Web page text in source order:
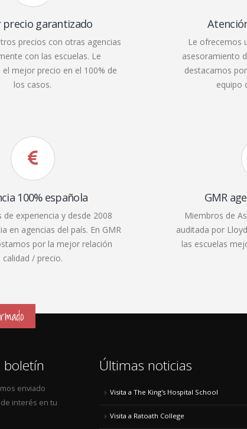
precio garantizado
precios con otras agencias
con las escuelas. Le
el mejor precio en el 100% de
los casos.
Le ofrecemos
asesoramiento
destacamos
equipo
100% española
de experiencia y desde 2008
en agencias del país. En GMR
por la mejor relación
calidad / precio.
GMR
Miembros de
auditada por
las escuelas
boletín
enviado
interés en tu
Últimas noticias
Visita a The King's Hospital School
Visita a Ratoath College